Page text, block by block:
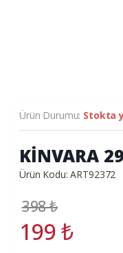
Ürün Durumu: Stokta
KİNVARA
Ürün Kodu: ART92372
398₺
199₺